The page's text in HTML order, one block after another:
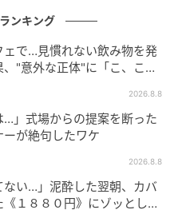
ンキング
ェで…見慣れない飲み物を発
"意外な正体"に「こ、これ
2026.8.8
…」式場からの提案を断った
が絶句したワケ
2026.8.8
ない…」泥酔した翌朝、カバ
１８８０円》にゾッとした